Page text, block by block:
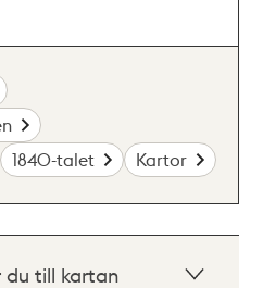
1840-talet Kartor
du till kartan